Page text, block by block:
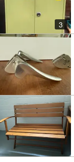
3